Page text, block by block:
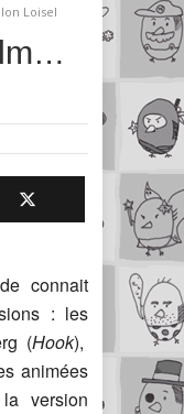
Loisel
connait
: les
(Hook),
animées
version